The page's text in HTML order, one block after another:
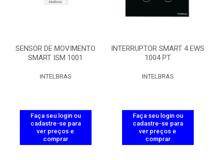
SENSOR DE MOVIMENTO
SMART ISM 1001
INTELBRAS
Faça seu login ou
cadastre-se para
ver preços e
comprar
INTERRUPTOR SMART 4 EWS
1004 PT
INTELBRAS
Faça seu login ou
cadastre-se para
ver preços e
comprar